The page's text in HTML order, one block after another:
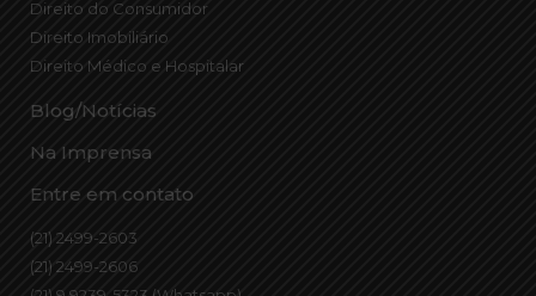
Direito do Consumidor
Direito Imobiliário
Direito Médico e Hospitalar
Blog/Notícias
Na Imprensa
Entre em contato
(21) 2499-2603
(21) 2499-2606